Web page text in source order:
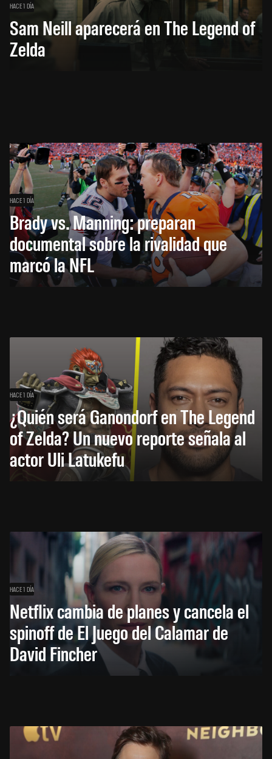
HACE 1 DÍA
Sam Neill aparecerá en The Legend of
Zelda
HACE 1 DÍA
Brady vs. Manning: preparan
documental sobre la rivalidad que
marcó la NFL
HACE 1 DÍA
¿Quién será Ganondorf en The Legend
of Zelda? Un nuevo reporte señala al
actor Uli Latukefu
HACE 1 DÍA
Netflix cambia de planes y cancela el
spinoff de El Juego del Calamar de
David Fincher